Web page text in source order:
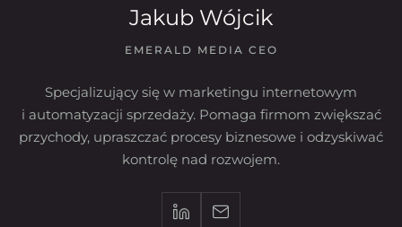
Jakub Wójcik
EMERALD MEDIA CEO
Specjalizujący się w marketingu internetowym
i automatyzacji sprzedaży. Pomaga firmom zwiększać
przychody, upraszczać procesy biznesowe i odzyskiwać
kontrolę nad rozwojem.